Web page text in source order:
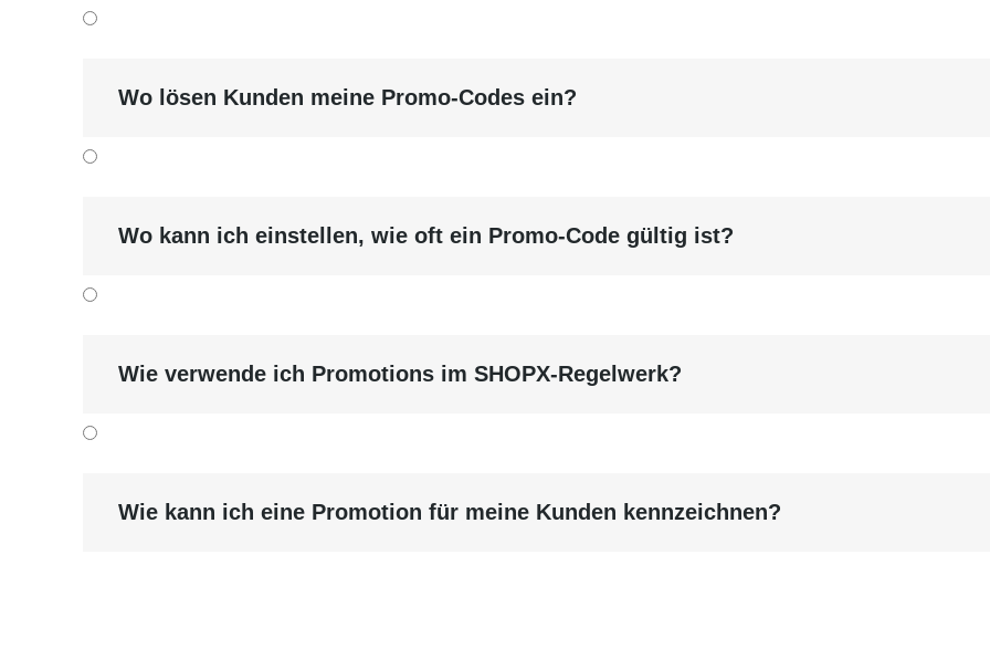
Wo lösen Kunden meine Promo-Codes ein?
Wo kann ich einstellen, wie oft ein Promo-Code gültig ist?
Wie verwende ich Promotions im SHOPX-Regelwerk?
Wie kann ich eine Promotion für meine Kunden kennzeichnen?